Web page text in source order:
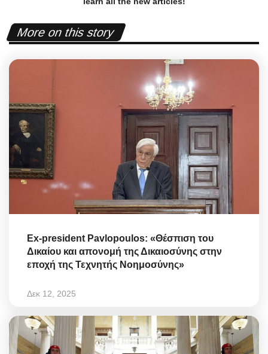
More on this story
Ex-president Pavlopoulos: «Θέσπιση του
Δικαίου και απονομή της Δικαιοσύνης στην
εποχή της Τεχνητής Νοημοσύνης»
Δεκ 12, 2025